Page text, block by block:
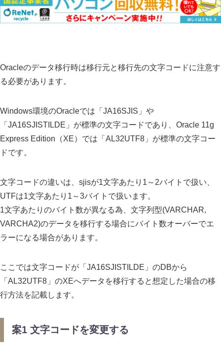
Oracleのデータ移行時は移行元と移行先の文字コードに注意す
る必要があります。
Windows環境のOracleでは「JA16SJIS」や
「JA16SJISTILDE」が標準の文字コードであり、Oracle 11g
Express Edition（XE）では「AL32UTF8」が標準の文字コー
ドです。
文字コードの違いは、sjisが1文字あたり1～2バイトで扱い、
UTFは1文字あたり1～3バイトで扱います。
1文字あたりのバイト数が異なる為、文字列型(VARCHAR,
VARCHA2)のデータを移行する場合にバイト数オーバーでエ
ラーになる場合があります。
ここでは文字コードが「JA16SJISTILDE」のDBから
「AL32UTF8」のXEへデータを移行すると想定した場合の移
行方法を記載します。
案1 文字コードを変更する